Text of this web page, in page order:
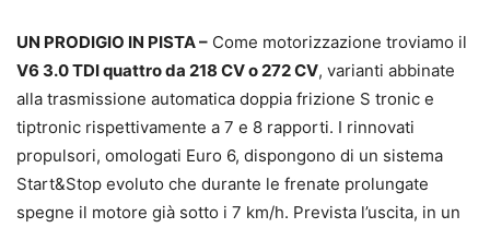
UN PRODIGIO IN PISTA – Come motorizzazione troviamo il
V6 3.0 TDI quattro da 218 CV o 272 CV, varianti abbinate
alla trasmissione automatica doppia frizione S tronic e
tiptronic rispettivamente a 7 e 8 rapporti. I rinnovati
propulsori, omologati Euro 6, dispongono di un sistema
Start&Stop evoluto che durante le frenate prolungate
spegne il motore già sotto i 7 km/h. Prevista l’uscita, in un